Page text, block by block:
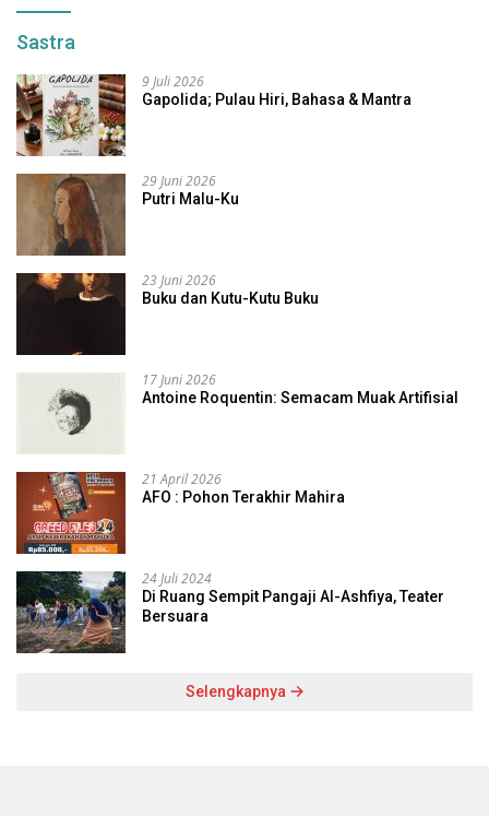
Sastra
9 Juli 2026
Gapolida; Pulau Hiri, Bahasa & Mantra
29 Juni 2026
Putri Malu-Ku
23 Juni 2026
Buku dan Kutu-Kutu Buku
17 Juni 2026
Antoine Roquentin: Semacam Muak Artifisial
21 April 2026
AFO : Pohon Terakhir Mahira
24 Juli 2024
Di Ruang Sempit Pangaji Al-Ashfiya, Teater
Bersuara
Selengkapnya